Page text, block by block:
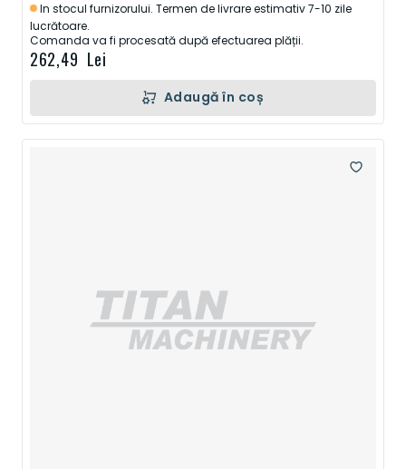
In stocul furnizorului. Termen de livrare estimativ 7-10 zile
lucrătoare.
Comanda va fi procesată după efectuarea plății.
262,49 Lei
Adaugă în coș